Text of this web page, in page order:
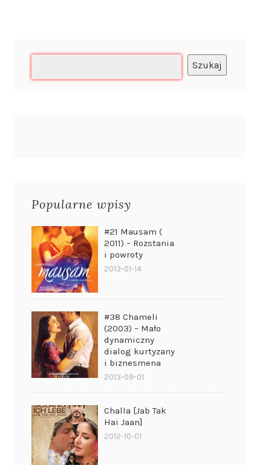
Szukaj
Popularne wpisy
#21 Mausam (
2011) – Rozstania
i powroty
2013-01-14
#38 Chameli
(2003) – Mało
dynamiczny
dialog kurtyzany
i biznesmena
2013-09-01
Challa [Jab Tak
Hai Jaan]
2012-10-01